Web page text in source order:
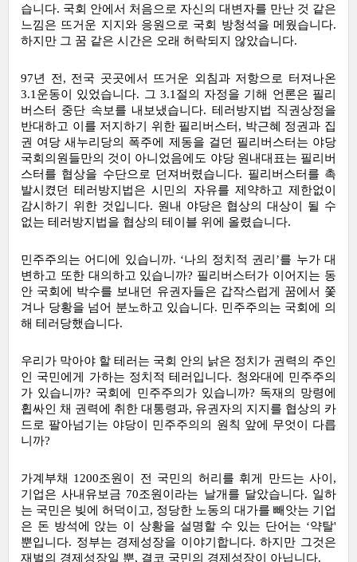
습니다. 국회 안에서 처음으로 자신의 대변자를 만난 것 같은
느낌은 뜨거운 지지와 응원으로 국회 방청석을 메웠습니다.
하지만 그 꿈 같은 시간은 오래 허락되지 않았습니다.
97년 전, 전국 곳곳에서 뜨거운 외침과 저항으로 터져나온
3.1운동이 있었습니다. 그 3.1절의 자정을 기해 언론은 필리
버스터 중단 속보를 내보냈습니다. 테러방지법 직권상정을
반대하고 이를 저지하기 위한 필리버스터, 박근혜 정권과 집
권 여당 새누리당의 폭주에 제동을 걸던 필리버스터는 야당
국회의원들만의 것이 아니었음에도 야당 원내대표는 필리버
스터를 협상을 수단으로 던져버렸습니다. 필리버스터를 촉
발시켰던 테러방지법은 시민의 자유를 제약하고 제한없이
감시하기 위한 것입니다. 원내 야당은 협상의 대상이 될 수
없는 테러방지법을 협상의 테이블 위에 올렸습니다.
민주주의는 어디에 있습니까. ‘나의 정치적 권리’를 누가 대
변하고 또한 대의하고 있습니까? 필리버스터가 이어지는 동
안 국회에 박수를 보내던 유권자들은 갑작스럽게 꿈에서 쫓
겨나 당황을 넘어 분노하고 있습니다. 민주주의는 국회에 의
해 테러당했습니다.
우리가 막아야 할 테러는 국회 안의 낡은 정치가 권력의 주인
인 국민에게 가하는 정치적 테러입니다. 청와대에 민주주의
가 있습니까? 국회에 민주주의가 있습니까? 독재의 망령에
휩싸인 채 권력에 취한 대통령과, 유권자의 지지를 협상의 카
드로 팔아넘기는 야당이 민주주의의 원칙 앞에 무엇이 다릅
니까?
가계부채 1200조원이 전 국민의 허리를 휘게 만드는 사이,
기업은 사내유보금 70조원이라는 날개를 달았습니다. 일하
는 국민은 빚에 허덕이고, 정당한 노동의 대가를 빼앗는 기업
은 돈 방석에 앉는 이 상황을 설명할 수 있는 단어는 ‘약탈'
뿐입니다. 정부는 경제성장을 이야기합니다. 하지만 그것은
재벌의 경제성장일 뿐, 결코 국민의 경제성장이 아닙니다.